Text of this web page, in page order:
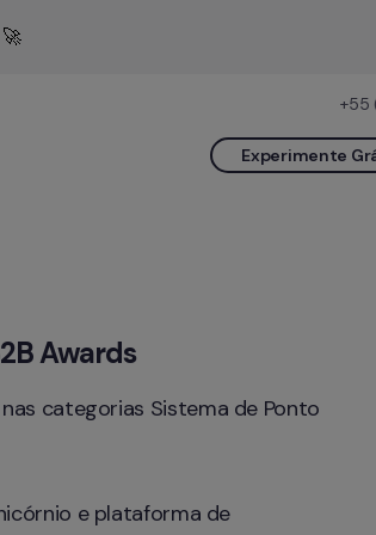
+55
Experimente
Awards
categorias Sistema de Ponto
e plataforma de